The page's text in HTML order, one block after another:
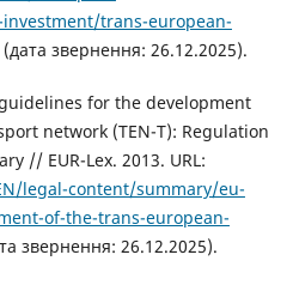
trans-european-
(дата звернення: 26.12.2025).
for the development
network (TEN-T): Regulation
// EUR-Lex. 2013. URL:
legal-content/summary/eu-
of-the-trans-european-
звернення: 26.12.2025).